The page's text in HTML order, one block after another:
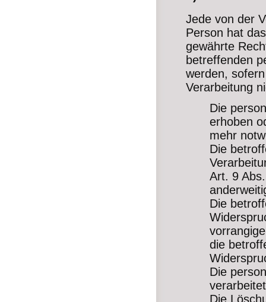
Jede von der
Person hat
gewährte
betreffenden
werden,
Verarbeitung
Die
erhoben
mehr
Die
Art. 9
Die
die
Die
Die